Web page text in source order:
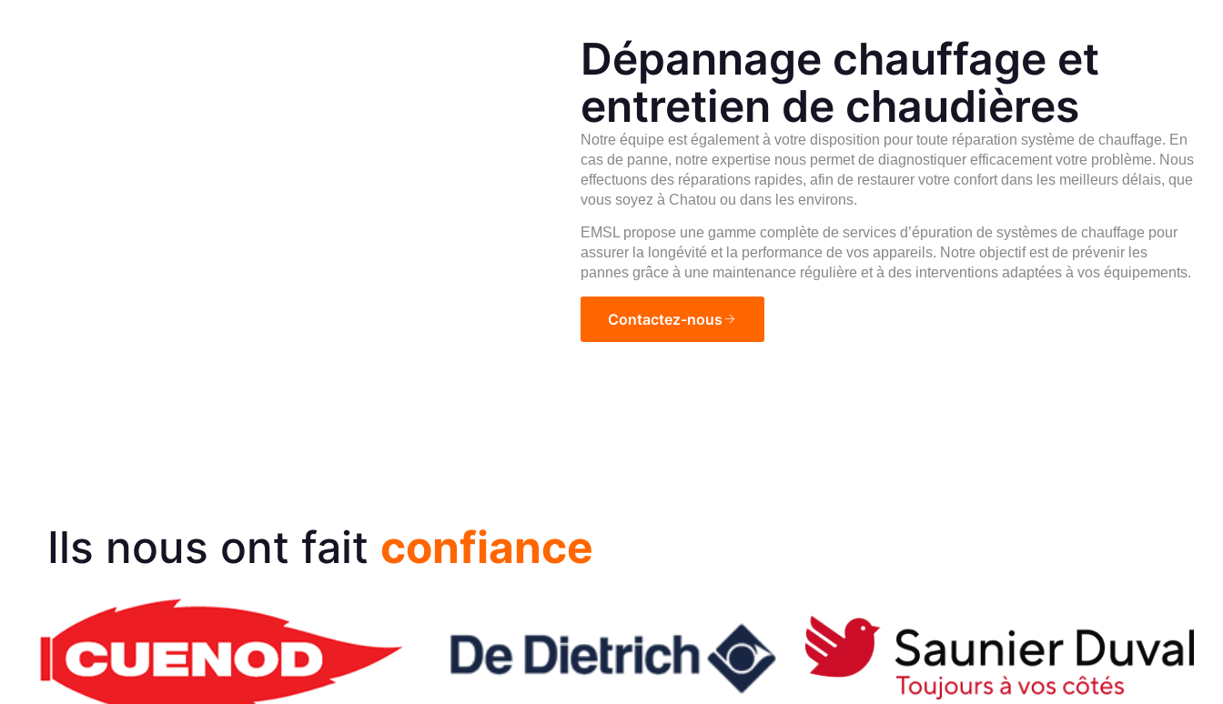
Dépannage chauffage et
entretien de chaudières
Notre équipe est également à votre disposition pour toute réparation système de chauffage. En
cas de panne, notre expertise nous permet de diagnostiquer efficacement votre problème. Nous
effectuons des réparations rapides, afin de restaurer votre confort dans les meilleurs délais, que
vous soyez à Chatou ou dans les environs.
EMSL propose une gamme complète de services d’épuration de systèmes de chauffage pour
assurer la longévité et la performance de vos appareils. Notre objectif est de prévenir les
pannes grâce à une maintenance régulière et à des interventions adaptées à vos équipements.
Contactez-nous
Ils nous ont fait confiance